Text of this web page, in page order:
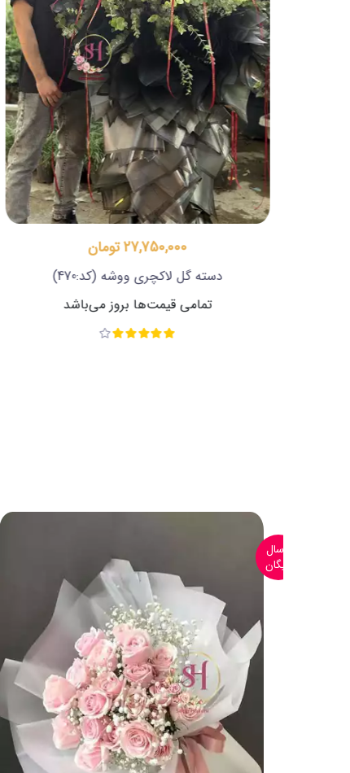
16,600,000 تومان
دسته گل لاکچری تبریک(کد:443)
تمامی قیمت‌ها بروز می‌باشد
ارسال
رایگان